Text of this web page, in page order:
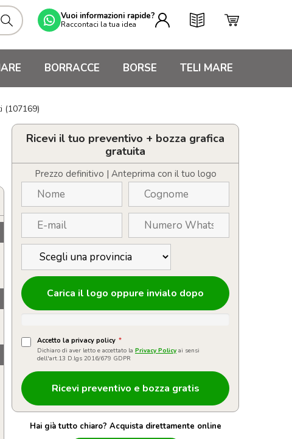
Vuoi informazioni rapide?
Raccontaci la tua idea
BORRACCE BORSE TELI MARE
(107169)
Ricevi il tuo preventivo + bozza grafica
gratuita
Prezzo definitivo | Anteprima con il tuo logo
Carica il logo oppure invialo dopo
Accetto la privacy policy *
Dichiaro di aver letto e accettato la Privacy Policy ai sensi
dell'art.13 D.lgs 2016/679 GDPR
Hai già tutto chiaro? Acquista direttamente online